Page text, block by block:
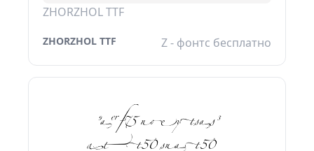
ZHORZHOL TTF
ZHORZHOL TTF Z - фонтс бесплатно